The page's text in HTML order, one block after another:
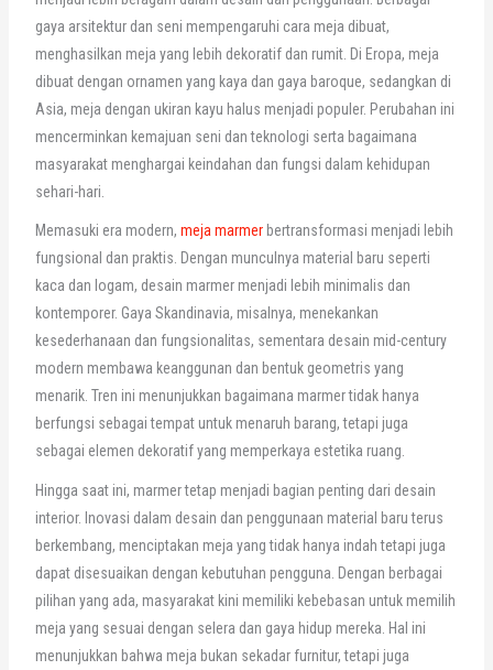
gaya arsitektur dan seni mempengaruhi cara meja dibuat,
menghasilkan meja yang lebih dekoratif dan rumit. Di Eropa, meja
dibuat dengan ornamen yang kaya dan gaya baroque, sedangkan di
Asia, meja dengan ukiran kayu halus menjadi populer. Perubahan ini
mencerminkan kemajuan seni dan teknologi serta bagaimana
masyarakat menghargai keindahan dan fungsi dalam kehidupan
sehari-hari.
Memasuki era modern, meja marmerbertransformasi menjadi lebih
fungsional dan praktis. Dengan munculnya material baru seperti
kaca dan logam, desain marmer menjadi lebih minimalis dan
kontemporer. Gaya Skandinavia, misalnya, menekankan
kesederhanaan dan fungsionalitas, sementara desain mid-century
modern membawa keanggunan dan bentuk geometris yang
menarik. Tren ini menunjukkan bagaimana marmer tidak hanya
berfungsi sebagai tempat untuk menaruh barang, tetapi juga
sebagai elemen dekoratif yang memperkaya estetika ruang.
Hingga saat ini, marmer tetap menjadi bagian penting dari desain
interior. Inovasi dalam desain dan penggunaan material baru terus
berkembang, menciptakan meja yang tidak hanya indah tetapi juga
dapat disesuaikan dengan kebutuhan pengguna. Dengan berbagai
pilihan yang ada, masyarakat kini memiliki kebebasan untuk memilih
meja yang sesuai dengan selera dan gaya hidup mereka. Hal ini
menunjukkan bahwa meja bukan sekadar furnitur, tetapi juga